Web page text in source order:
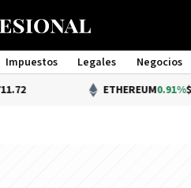
Impuestos Legales Negocios
ETHEREUM0.91%$1,914.97